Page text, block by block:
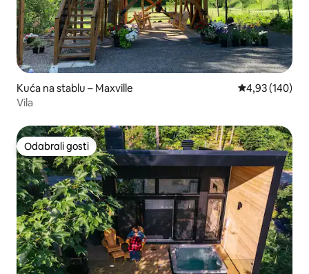
Kuća na stablu – Maxville Prosječna
4,93 (140)
Vila
Odabrali gosti
Odabrali gosti